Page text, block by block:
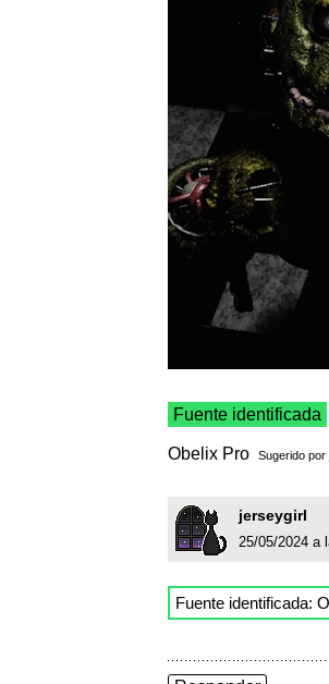
Fuente identificada
Obelix Pro Sugerido por
jerseygirl
25/05/2024 a
Fuente identificada: